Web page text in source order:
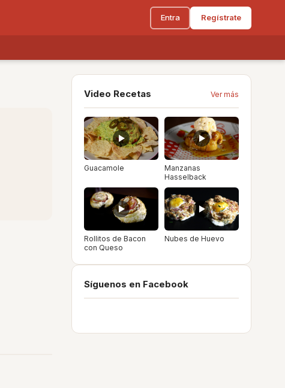
Entra Regístrate
Video Recetas Ver más
Guacamole
Manzanas
Hasselback
Rollitos de Bacon
con Queso
Nubes de Huevo
Síguenos en Facebook